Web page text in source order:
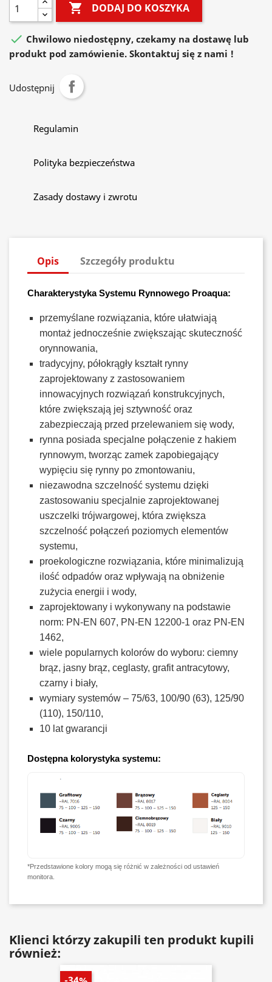
 DODAJ DO KOSZYKA
 Chwilowo niedostępny, czekamy na dostawę lub
produkt pod zamówienie. Skontaktuj się z nami !
Udostępnij
Regulamin
Polityka bezpieczeństwa
Zasady dostawy i zwrotu
Opis Szczegóły produktu
Charakterystyka Systemu Rynnowego Proaqua:
przemyślane rozwiązania, które ułatwiają
montaż jednocześnie zwiększając skuteczność
orynnowania,
tradycyjny, półokrągły kształt rynny
zaprojektowany z zastosowaniem
innowacyjnych rozwiązań konstrukcyjnych,
które zwiększają jej sztywność oraz
zabezpieczają przed przelewaniem się wody,
rynna posiada specjalne połączenie z hakiem
rynnowym, tworząc zamek zapobiegający
wypięciu się rynny po zmontowaniu,
niezawodna szczelność systemu dzięki
zastosowaniu specjalnie zaprojektowanej
uszczelki trójwargowej, która zwiększa
szczelność połączeń poziomych elementów
systemu,
proekologiczne rozwiązania, które minimalizują
ilość odpadów oraz wpływają na obniżenie
zużycia energii i wody,
zaprojektowany i wykonywany na podstawie
norm: PN-EN 607, PN-EN 12200-1 oraz PN-EN
1462,
wiele popularnych kolorów do wyboru: ciemny
brąz, jasny brąz, ceglasty, grafit antracytowy,
czarny i biały,
wymiary systemów – 75/63, 100/90 (63), 125/90
(110), 150/110,
10 lat gwarancji
Dostępna kolorystyka systemu:
*Przedstawione kolory mogą się różnić w zależności od ustawień
monitora.
Klienci którzy zakupili ten produkt kupili
również: